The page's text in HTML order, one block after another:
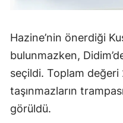
Hazine’nin önerdiği
bulunmazken,
seçildi. Toplam değeri
taşınmazların
görüldü.